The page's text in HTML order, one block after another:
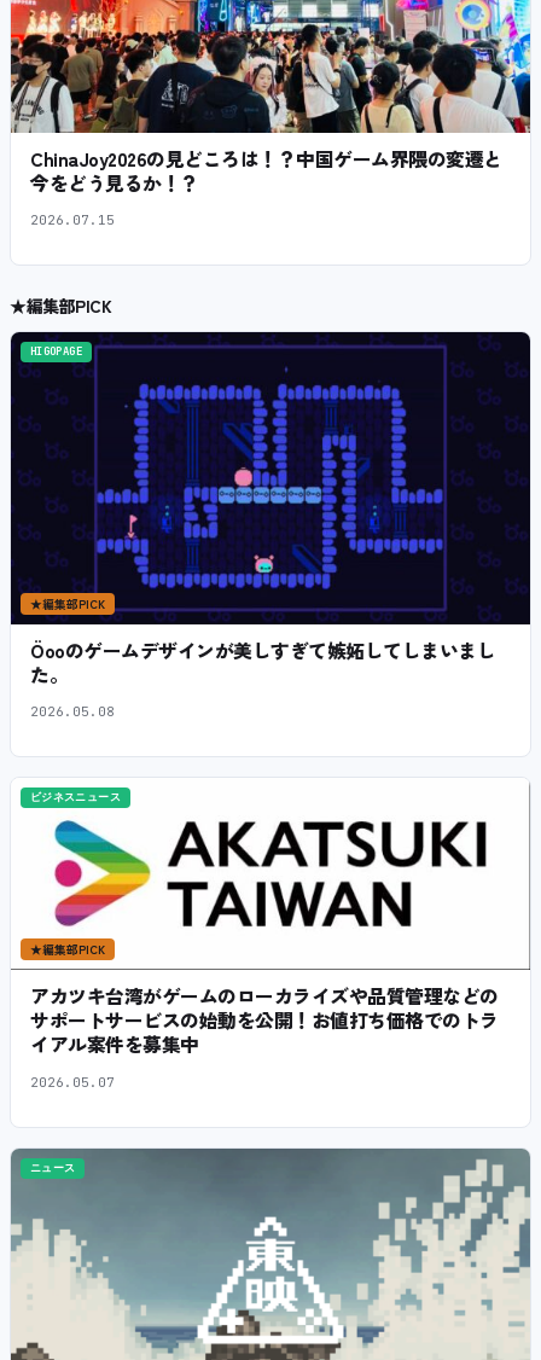
ChinaJoy2026の見どころは！？中国ゲーム界隈の変遷と
今をどう見るか！？
2026.07.15
★編集部PICK
HIGOPAGE
★編集部PICK
Öooのゲームデザインが美しすぎて嫉妬してしまいまし
た。
2026.05.08
ビジネスニュース
★編集部PICK
アカツキ台湾がゲームのローカライズや品質管理などの
サポートサービスの始動を公開！お値打ち価格でのトラ
イアル案件を募集中
2026.05.07
ニュース